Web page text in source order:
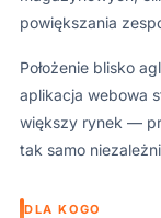
powiększania
Położenie blisko
aplikacja webowa
większy rynek —
tak samo
DLA KOGO